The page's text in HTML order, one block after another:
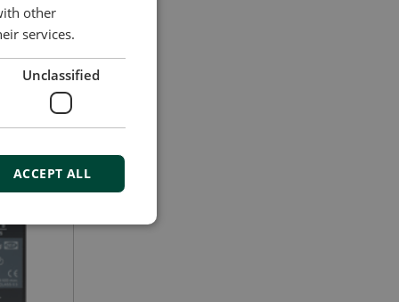
other
services.
Unclassified
ACCEPT ALL